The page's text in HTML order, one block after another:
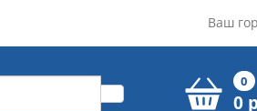
Ваш
0
0